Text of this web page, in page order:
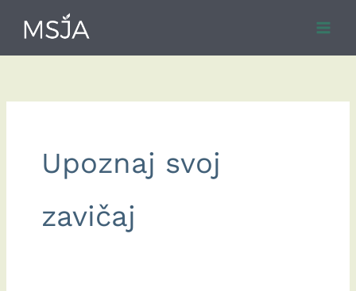
content
Upoznaj svoj
zavičaj